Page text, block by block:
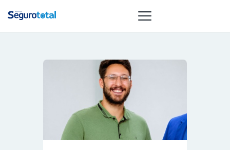
NOTÍCIAS
REVISTA
ESPECIAIS
GAIVOTA DE
OURO